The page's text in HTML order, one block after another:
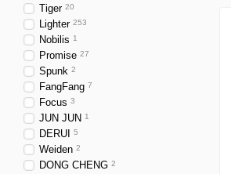
Tiger 20
Lighter 253
Nobilis 1
Promise 27
Spunk 2
FangFang 7
Focus 3
JUN JUN 1
DERUI 5
Weiden 2
DONG CHENG 2